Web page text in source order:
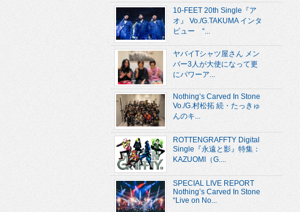
10-FEET 20th Single『ア
オ』 Vo./G.TAKUMA インタ
ビュー “...
ヤバイTシャツ屋さん メン
バー3人が大使になって更
にパワーア...
Nothing’s Carved In Stone
Vo./G.村松拓 続・たっきゅ
んのキ...
ROTTENGRAFFTY Digital
Single『永遠と影』特集：
KAZUOMI（G....
SPECIAL LIVE REPORT
Nothing’s Carved In Stone
“Live on No...